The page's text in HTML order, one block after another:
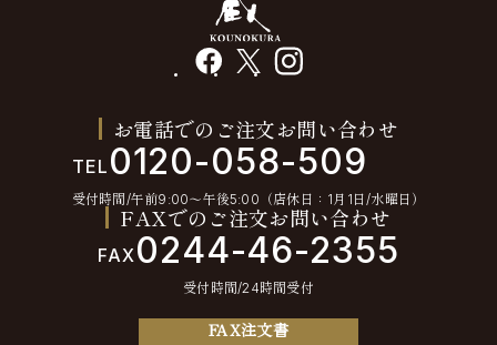
facebook instagram
お電話でのご注文お問い合わせ
TEL 0120-058-509
受付時間/午前9:00〜午後5:00（店休日：1月1日/水曜日）
FAXでのご注文お問い合わせ
FAX0244-46-2355
受付時間/24時間受付
FAX注文書